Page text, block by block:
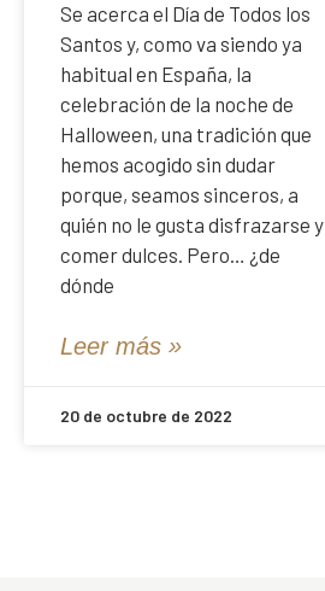
Se acerca el Día de Todos los
Santos y, como va siendo ya
habitual en España, la
celebración de la noche de
Halloween, una tradición que
hemos acogido sin dudar
porque, seamos sinceros, a
quién no le gusta disfrazarse y
comer dulces. Pero… ¿de
dónde
Leer más »
20 de octubre de 2022